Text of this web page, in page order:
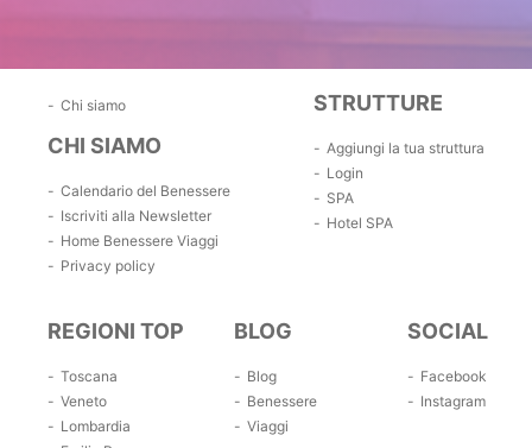
Chi siamo
CHI SIAMO
Calendario del Benessere
Iscriviti alla Newsletter
Home Benessere Viaggi
Privacy policy
STRUTTURE
Aggiungi la tua struttura
Login
SPA
Hotel SPA
REGIONI TOP
Toscana
Veneto
Lombardia
BLOG
Blog
Benessere
Viaggi
SOCIAL
Facebook
Instagram